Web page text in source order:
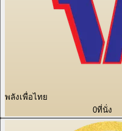
พลังเพื่อไทย
0ที่นั่ง